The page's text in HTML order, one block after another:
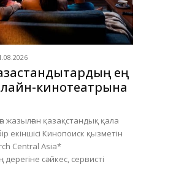
ең
кинотеатрына
жазылған қазақстандық қала
екіншісі Кинопоиск қызметін
Central Asia*
дерегіне сәйкес, сервисті